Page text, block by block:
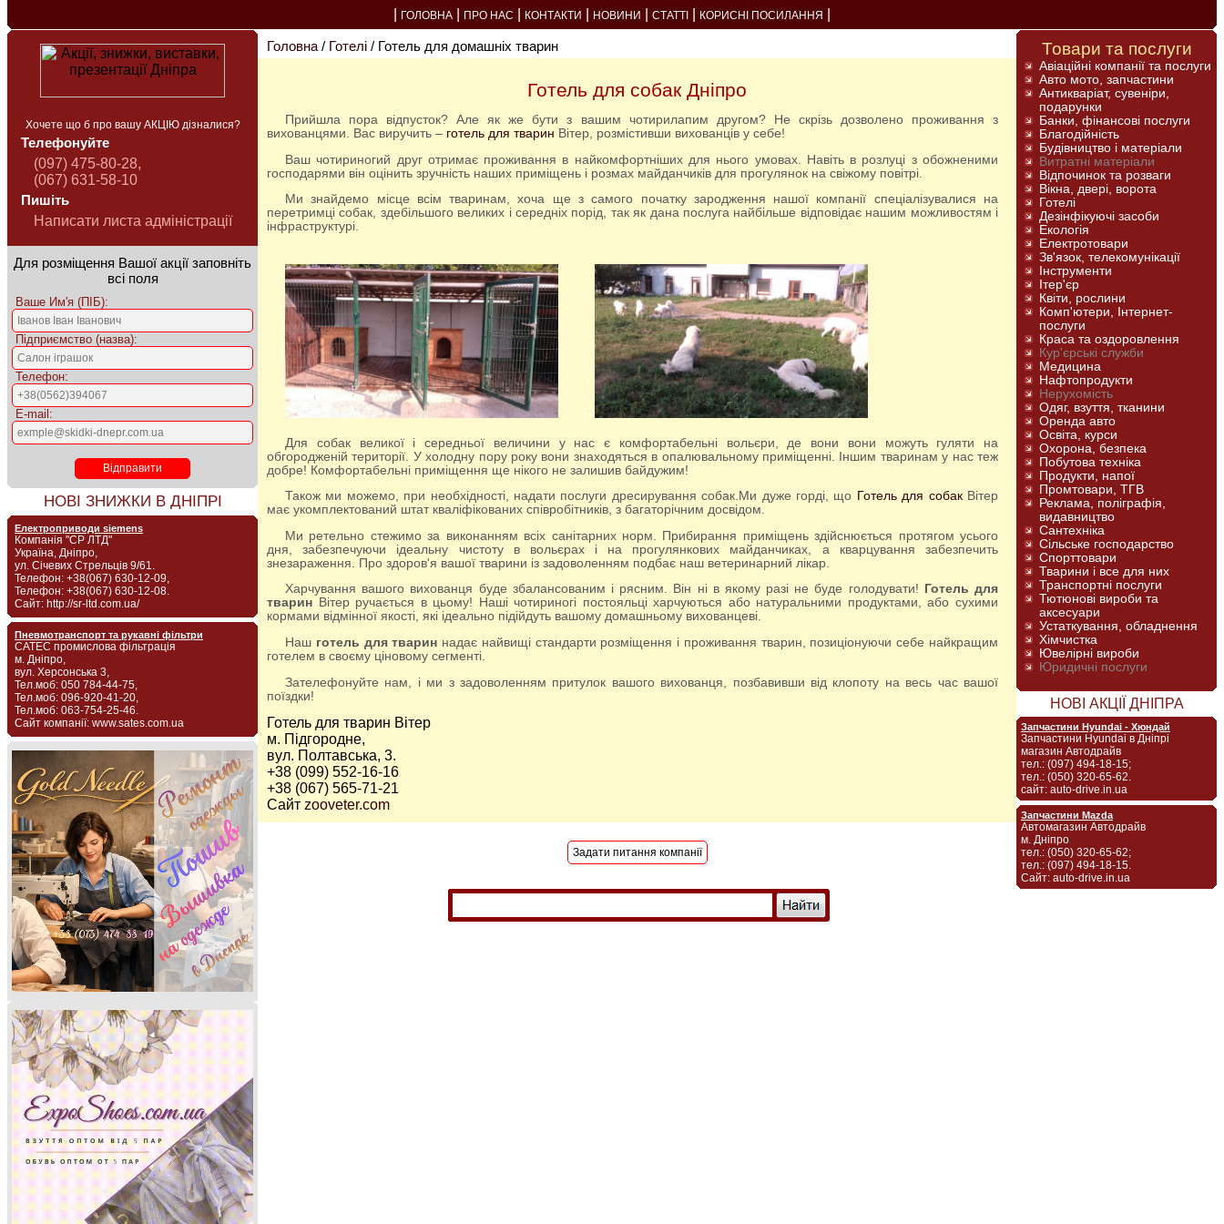
ГОЛОВНА ПРО НАС КОНТАКТИ НОВИНИ СТАТТІ КОРИСНІ ПОСИЛАННЯ
Хочете що б про вашу АКЦІЮ дізналися?
Телефонуйте
(097) 475-80-28,
(067) 631-58-10
Пишіть
Написати листа адміністрації
Для розміщення Вашої акції заповніть
всі поля
Ваше Им'я (ПІБ):
Підприємство (назва):
Телефон:
E-mail:
НОВІ ЗНИЖКИ В ДНІПРІ
Електроприводи siemens
Компанія "СР ЛТД"
Україна, Дніпро,
ул. Січевих Стрельців 9/61.
Телефон: +38(067) 630-12-09,
Телефон: +38(067) 630-12-08.
Сайт: http://sr-ltd.com.ua/
Пневмотранспорт та рукавні фільтри
САТЕС промислова фільтрація
м. Дніпро,
вул. Херсонська 3,
Тел.моб: 050 784-44-75,
Тел.моб: 096-920-41-20,
Тел.моб: 063-754-25-46.
Сайт компанії: www.sates.com.ua
Головна / Готелі / Готель для домашніх тварин
Готель для собак Дніпро
Прийшла пора відпусток? Але як же бути з вашим чотирилапим другом? Не скрізь дозволено проживання з
вихованцями. Вас виручить – готель для тварин Вітер, розмістивши вихованців у себе!
Ваш чотириногий друг отримає проживання в найкомфортніших для нього умовах. Навіть в розлуці з обожненими
господарями він оцінить зручність наших приміщень і розмах майданчиків для прогулянок на свіжому повітрі.
Ми знайдемо місце всім тваринам, хоча ще з самого початку зародження нашої компанії спеціалізувалися на
перетримці собак, здебільшого великих і середніх порід, так як дана послуга найбільше відповідає нашим можливостям і
інфраструктурі.
Для собак великої і середньої величини у нас є комфортабельні вольєри, де вони вони можуть гуляти на
обгородженій території. У холодну пору року вони знаходяться в опалювальному приміщенні. Іншим тваринам у нас теж
добре! Комфортабельні приміщення ще нікого не залишив байдужим!
Також ми можемо, при необхідності, надати послуги дресирування собак.Ми дуже горді, що Готель для собакВітер
має укомплектований штат кваліфікованих співробітників, з багаторічним досвідом.
Ми ретельно стежимо за виконанням всіх санітарних норм. Прибирання приміщень здійснюється протягом усього
дня, забезпечуючи ідеальну чистоту в вольєрах і на прогулянкових майданчиках, а кварцування забезпечить
знезараження. Про здоров'я вашої тварини із задоволенням подбає наш ветеринарний лікар.
Харчування вашого вихованця буде збалансованим і рясним. Він ні в якому разі не буде голодувати! Готель для
тварин Вітер ручається в цьому! Наші чотириногі постояльці харчуються або натуральними продуктами, або сухими
кормами відмінної якості, які ідеально підійдуть вашому домашньому вихованцеві.
Наш готель для тварин надає найвищі стандарти розміщення і проживання тварин, позиціонуючи себе найкращим
готелем в своєму ціновому сегменті.
Зателефонуйте нам, і ми з задоволенням притулок вашого вихованця, позбавивши від клопоту на весь час вашої
поїздки!
Готель для тварин Вітер
м. Підгородне,
вул. Полтавська, 3.
+38 (099) 552-16-16
+38 (067) 565-71-21
Сайт zooveter.com
Товари та послуги
Авіаційні компанії та послуги
Авто мото, запчастини
Антикваріат, сувеніри,
подарунки
Банки, фінансові послуги
Благодійність
Будівництво і матеріали
Витратні матеріали
Відпочинок та розваги
Вікна, двері, ворота
Готелі
Дезінфікуючі засоби
Екологія
Електротовари
Зв'язок, телекомунікації
Інструменти
Ітер'єр
Квіти, рослини
Комп'ютери, Інтернет-
послуги
Краса та оздоровлення
Кур'єрські служби
Медицина
Нафтопродукти
Нерухомість
Одяг, взуття, тканини
Оренда авто
Освіта, курси
Охорона, безпека
Побутова техніка
Продукти, напої
Промтовари, ТГВ
Реклама, поліграфія,
видавництво
Сантехніка
Сільське господарство
Спорттовари
Тварини і все для них
Транспортні послуги
Тютюнові вироби та
аксесуари
Устаткування, обладнення
Хімчистка
Ювелірні вироби
Юридичні послуги
НОВІ АКЦІЇ ДНІПРА
Запчастини Hyundai - Хюндай
Запчастини Hyundai в Дніпрі
магазин Автодрайв
тел.: (097) 494-18-15;
тел.: (050) 320-65-62.
сайт: auto-drive.in.ua
Запчастини Mazda
Автомагазин Автодрайв
м. Дніпро
тел.: (050) 320-65-62;
тел.: (097) 494-18-15.
Сайт: auto-drive.in.ua